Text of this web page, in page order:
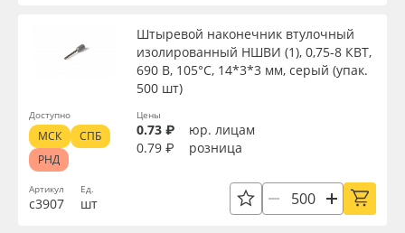
Артикул
с3907
Штыревой наконечник втулочный
изолированный НШВИ (1), 0,75-8 КВТ,
690 В, 105°С, 14*3*3 мм, серый (упак.
500 шт)
Ед.
шт
Цены
0.73 ₽
юр. лицам
0.79 ₽
розница
Доступно
МСК
СПБ
РНД